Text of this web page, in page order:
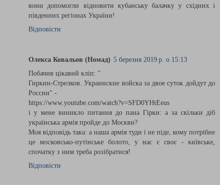
вони допомогли відновити кубанську балачку у східних і
південних регіонах України!
Відповісти
Олекса Ковальов (Номад) 5 березня 2019 р. о 15:13
Побачив цікавий кліп: "
Гиркин-Стрелков. Украинские войска за двое суток дойдут до
России" -
https://www.youtube.com/watch?v=SFD0YHtEeus
і у мене виникло питання до пана Гірки: а за скільки діб
українська армія пройде до Москви?
Моя відповідь така: а наша армія туди і не піде, кому потрібне
це московсько-путінське болото, у нас є своє - київське,
спочатку з ним треба розібратися!
Відповісти